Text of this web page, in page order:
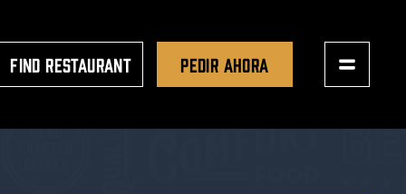
FIND RESTAURANT PEDIR AHORA